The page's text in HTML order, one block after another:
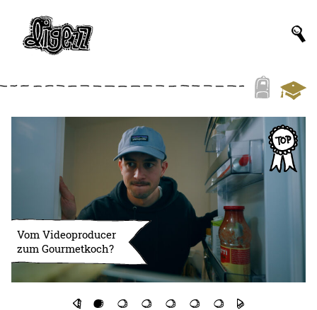
Vom Videoproducer
zum Gourmetkoch?